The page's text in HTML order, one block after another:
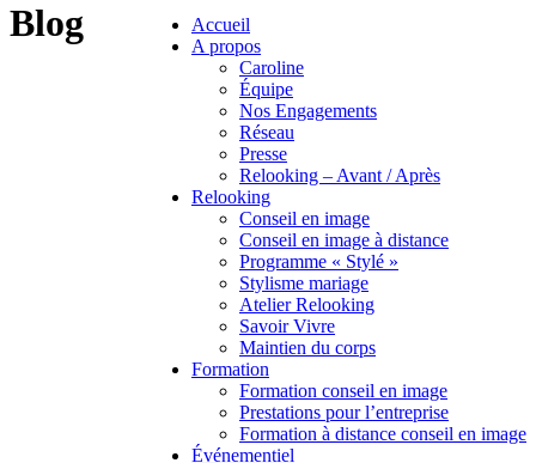
Accueil
A propos
Caroline
Équipe
Nos Engagements
Réseau
Presse
Relooking – Avant / Après
Relooking
Conseil en image
Conseil en image à distance
Programme « Stylé »
Stylisme mariage
Atelier Relooking
Savoir Vivre
Maintien du corps
Formation
Formation conseil en image
Prestations pour l’entreprise
Formation à distance conseil en image
Événementiel
Blog